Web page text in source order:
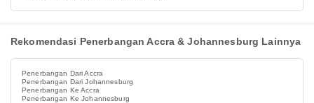
Rekomendasi Penerbangan Accra & Johannesburg Lainnya
Penerbangan Dari Accra
Penerbangan Dari Johannesburg
Penerbangan Ke Accra
Penerbangan Ke Johannesburg